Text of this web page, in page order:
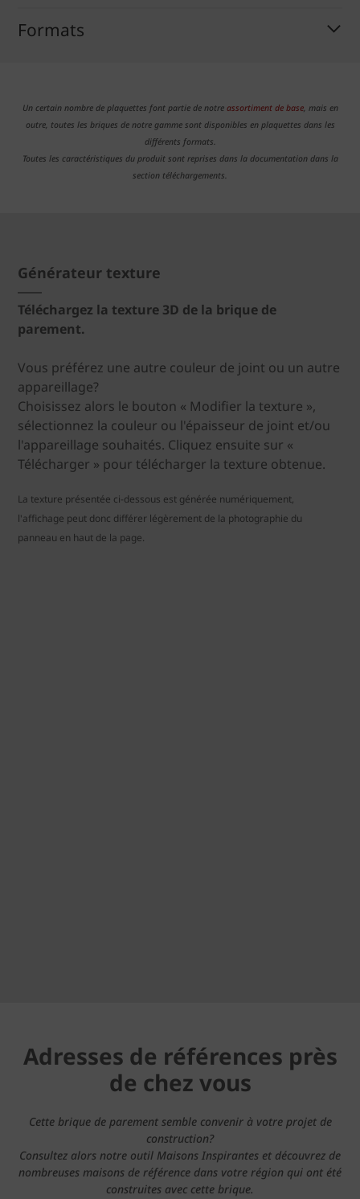
Formats
Un certain nombre de plaquettes font partie de notre assortiment de base, mais en
outre, toutes les briques de notre gamme sont disponibles en plaquettes dans les
différents formats.
Toutes les caractéristiques du produit sont reprises dans la documentation dans la
section téléchargements.
Générateur texture
Téléchargez la texture 3D de la brique de
parement.
Vous préférez une autre couleur de joint ou un autre
appareillage?
Choisissez alors le bouton « Modifier la texture »,
sélectionnez la couleur ou l'épaisseur de joint et/ou
l'appareillage souhaités. Cliquez ensuite sur «
Télécharger » pour télécharger la texture obtenue.
La texture présentée ci-dessous est générée numériquement,
l'affichage peut donc différer légèrement de la photographie du
panneau en haut de la page.
Adresses de références près
de chez vous
Cette brique de parement semble convenir à votre projet de
construction?
Consultez alors notre outil Maisons Inspirantes et découvrez de
nombreuses maisons de référence dans votre région qui ont été
construites avec cette brique.